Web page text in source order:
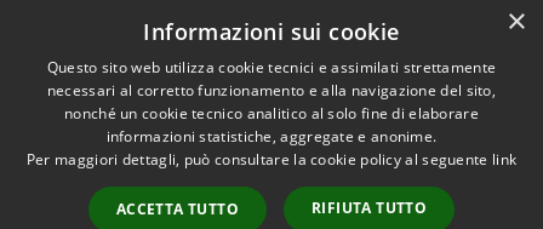
Dichiarazione di accessibilità
Accessibilità
Copyright © 2026 • Comune di
Alleghe • Powered by
Municipium•
Accesso
×
Informazioni sui cookie
Questo sito web utilizza cookie tecnici e assimilati strettamente
necessari al corretto funzionamento e alla navigazione del sito,
nonché un cookie tecnico analitico al solo fine di elaborare
informazioni statistiche, aggregate e anonime.
Per maggiori dettagli, può consultare la cookie policy al seguente link
ACCETTA TUTTO RIFIUTA TUTTO